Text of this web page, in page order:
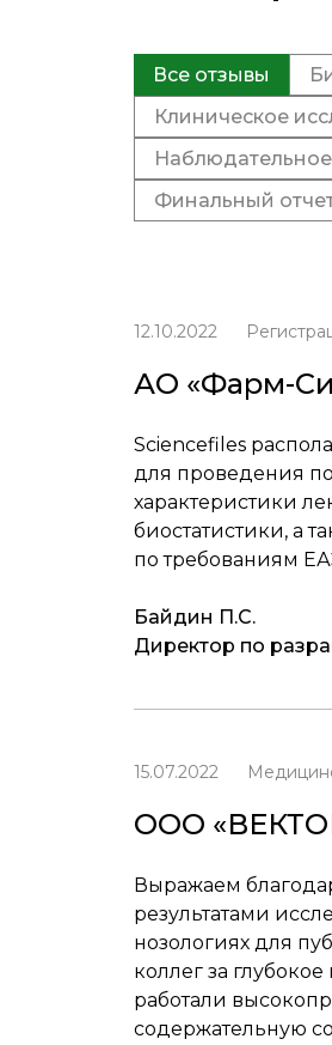
Все отзывы
Клиническое
Финальный
12.10.2022
АО «Фарм-
Sciencefiles
для проведения
характеристики
биостатистики, а
по требованиям
Байдин П.С.
Директор по
15.07.2022
ООО
Выражаем
результатами
нозологиях для
коллег за
работали
содержательную